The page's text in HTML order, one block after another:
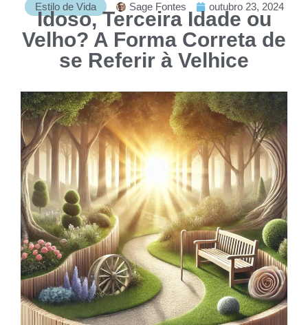
Estilo de Vida Sage Fontes outubro 23, 2024
Idoso, Terceira Idade ou
Velho? A Forma Correta de
se Referir à Velhice